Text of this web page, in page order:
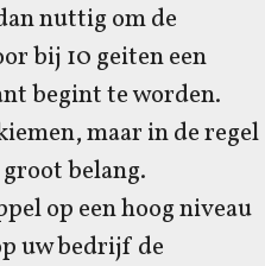
nuttig om de
bij 10 geiten een
begint te worden.
maar in de regel
belang.
op een hoog niveau
uw bedrijf de